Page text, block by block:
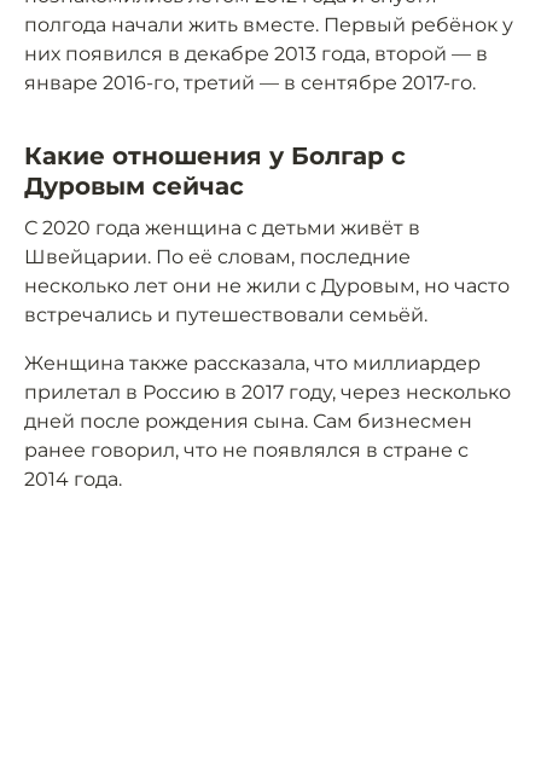
полгода начали жить вместе. Первый ребёнок у
них появился в декабре 2013 года, второй — в
январе 2016-го, третий — в сентябре 2017-го.
Какие отношения у Болгар с
Дуровым сейчас
С 2020 года женщина с детьми живёт в
Швейцарии. По её словам, последние
несколько лет они не жили с Дуровым, но часто
встречались и путешествовали семьёй.
Женщина также рассказала, что миллиардер
прилетал в Россию в 2017 году, через несколько
дней после рождения сына. Сам бизнесмен
ранее говорил, что не появлялся в стране с
2014 года.